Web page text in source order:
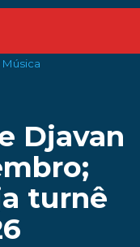
Música
Djavan
turnê